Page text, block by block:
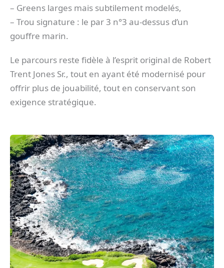
– Greens larges mais subtilement modelés,
– Trou signature : le par 3 n°3 au-dessus d’un
gouffre marin.
Le parcours reste fidèle à l’esprit original de Robert
Trent Jones Sr., tout en ayant été modernisé pour
offrir plus de jouabilité, tout en conservant son
exigence stratégique.